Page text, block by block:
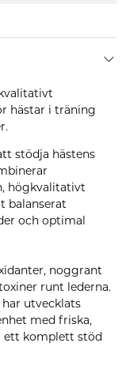
hästar i träning
stödja hästens
högkvalitativt
balanserat
och optimal
noggrant
runt lederna.
utvecklats
med friska,
ett komplett stöd